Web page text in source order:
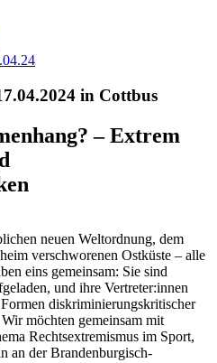
in Cottbus
– Extrem
neuen Weltordnung, dem
verschworenen Ostküste – alle
eins gemeinsam: Sie sind
und ihre Vertreter:innen
diskriminierungskritischer
möchten gemeinsam mit
Rechtsextremismus im Sport,
an der Brandenburgisch-